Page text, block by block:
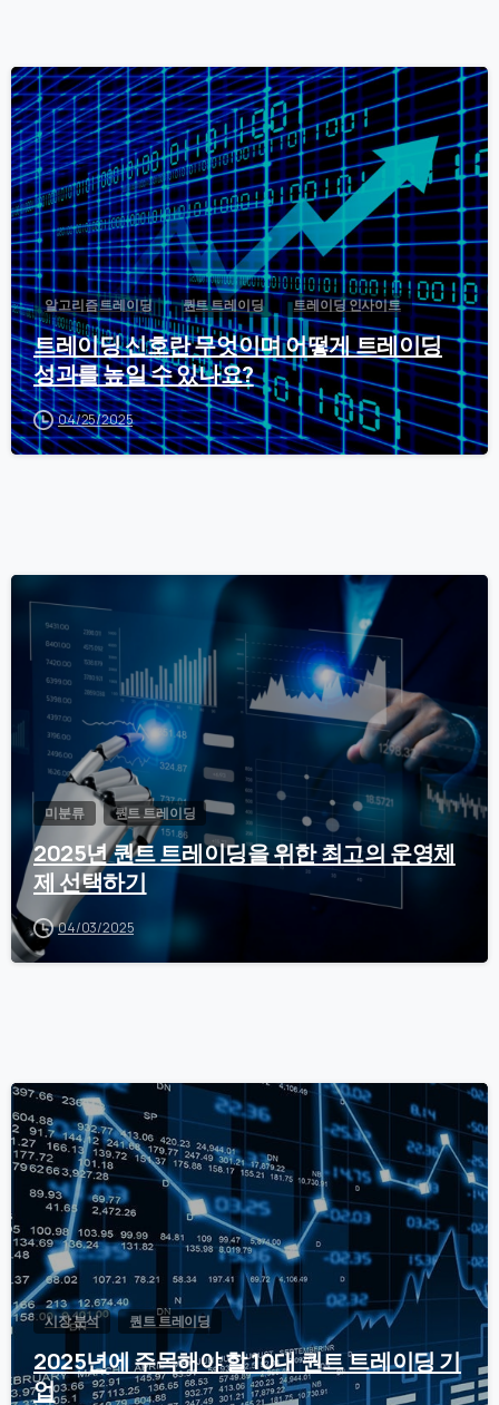
0
알고리즘 트레이딩 퀀트 트레이딩 트레이딩 인사이트
트레이딩 신호란 무엇이며 어떻게 트레이딩
성과를 높일 수 있나요?
04/25/2025
미분류 퀀트 트레이딩
2025년 퀀트 트레이딩을 위한 최고의 운영체
제 선택하기
04/03/2025
시장 분석 퀀트 트레이딩
2025년에 주목해야 할 10대 퀀트 트레이딩 기
업